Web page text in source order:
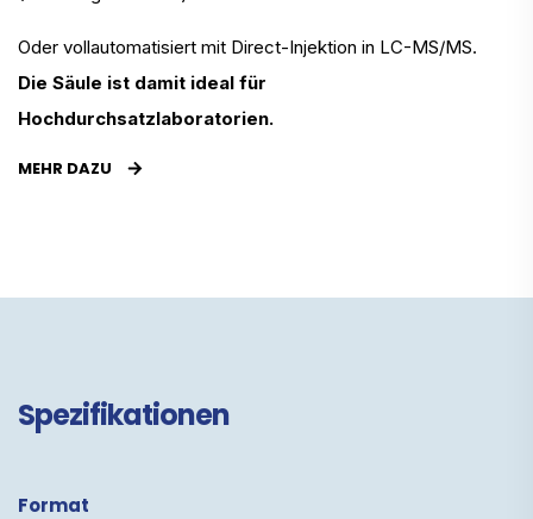
Oder vollautomatisiert mit Direct-Injektion in LC-MS/MS.
Die Säule ist damit ideal für
Hochdurchsatzlaboratorien.
MEHR DAZU
Spezifikationen
Format